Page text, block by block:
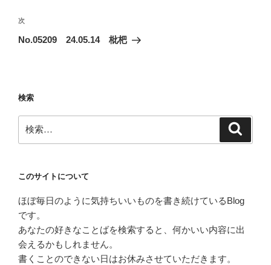
ビ
ゲ
ン
稿
次
の
次
No.05209 24.05.14 枇杷
検索
索:
このサイトについて
ほぼ毎日のように気持ちいいものを書き続けているBlog
です。
あなたの好きなことばを検索すると、何かいい内容に出
会えるかもしれません。
書くことのできない日はお休みさせていただきます。